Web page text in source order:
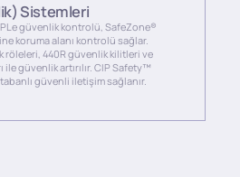
Sistemleri
güvenlik kontrolü, SafeZone®
koruma alanı kontrolü sağlar.
röleleri, 440R güvenlik kilitleri ve
güvenlik artırılır. CIP Safety™
güvenli iletişim sağlanır.